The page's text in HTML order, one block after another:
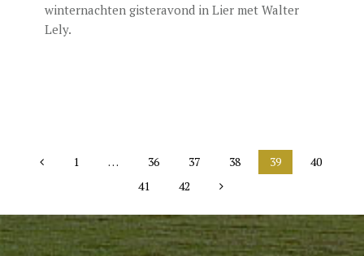
winternachten gisteravond in Lier met Walter
Lely.
1 … 36 37 38 39
40
41
42